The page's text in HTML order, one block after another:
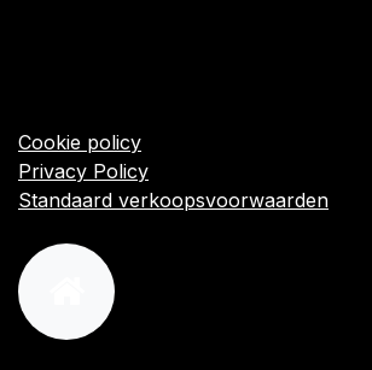
Cookie policy
Privacy Policy
Standaard verkoopsvoorwaarden